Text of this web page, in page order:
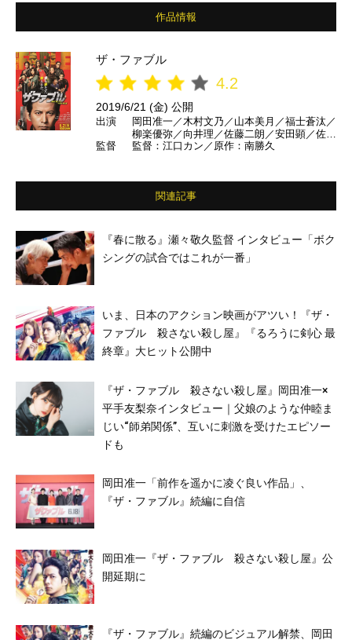
作品情報
ザ・ファブル
4.2
2019/6/21 (金) 公開
出演
岡田准一／木村文乃／山本美月／福士蒼汰／
柳楽優弥／向井理／佐藤二朗／安田顕／佐藤
浩市／木村了／井之脇海／南出凌嘉／好井ま
リエンタルラジオ） ほか
監督 監督：江口カン／原作：南勝久
関連記事
『春に散る』瀬々敬久監督 インタビュー「ボク
シングの試合ではこれが一番」
いま、日本のアクション映画がアツい！『ザ・
ファブル 殺さない殺し屋』『るろうに剣心 最
終章』大ヒット公開中
『ザ・ファブル 殺さない殺し屋』岡田准一×
平手友梨奈インタビュー｜父娘のような仲睦ま
じい“師弟関係”、互いに刺激を受けたエピソー
ドも
岡田准一「前作を遥かに凌ぐ良い作品」、
『ザ・ファブル』続編に自信
岡田准一『ザ・ファブル 殺さない殺し屋』公
開延期に
『ザ・ファブル』続編のビジュアル解禁、岡田